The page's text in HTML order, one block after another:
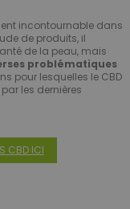
incontournable dans
de produits, il
de la peau, mais
problématiques
pour lesquelles le CBD
les dernières
CBD ICI